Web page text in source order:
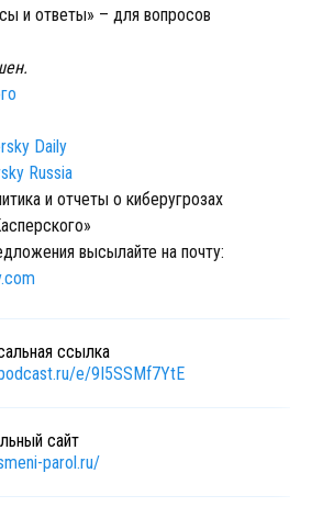
и ответы» – для вопросов
Daily
Russia
и отчеты о киберугрозах
высылайте на почту:
ссылка
e/9I5SSMf7YtE
сайт
parol.ru/